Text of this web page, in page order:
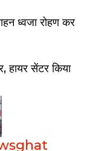
ध्वजा रोहण कर
हायर सेंटर किया